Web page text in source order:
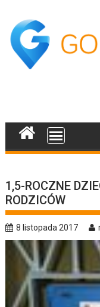
content
1,5-ROCZNE
RODZICÓW
8 listopada 2017